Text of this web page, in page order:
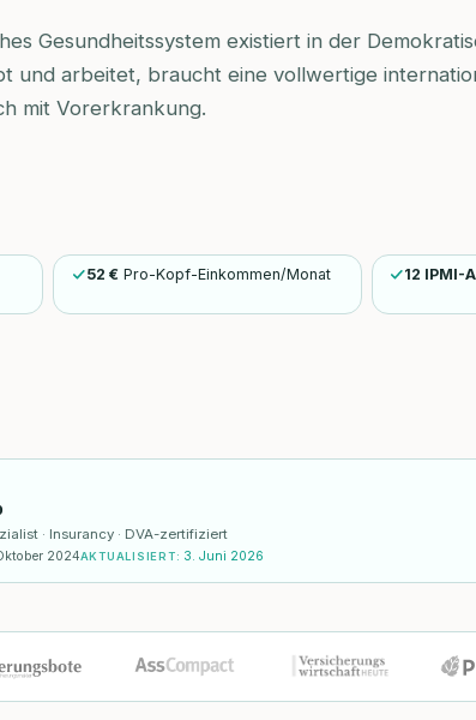
Gesundheitssystem existiert in der
und arbeitet, braucht eine vollwertige
mit Vorerkrankung.
52 € Pro-Kopf-Einkommen/Monat 12 IPMI-
· Insurancy · DVA-zertifiziert
2024AKTUALISIERT: 3. Juni 2026